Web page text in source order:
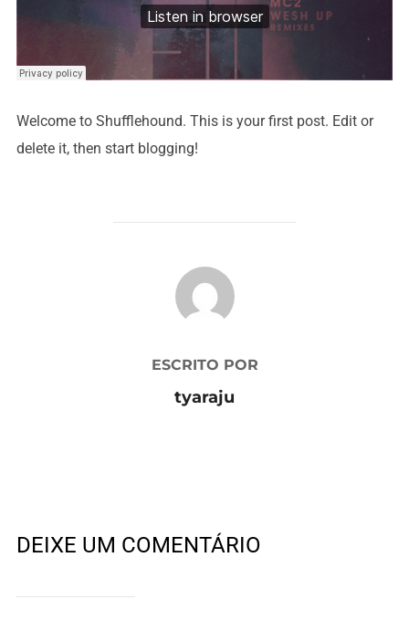
Welcome to Shufflehound. This is your first post. Edit or
delete it, then start blogging!
AUTOR DO POST
ESCRITO POR
tyaraju
DEIXE UM COMENTÁRIO